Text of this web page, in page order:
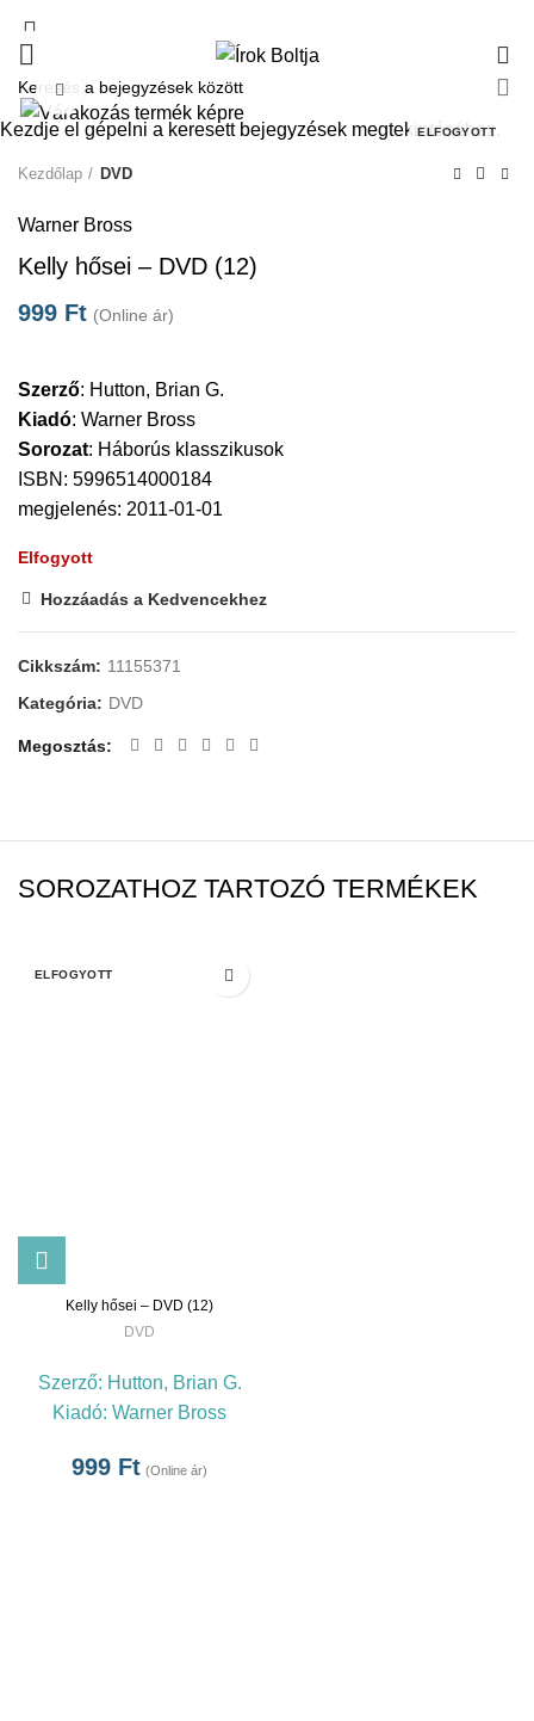
ELFOGYOTT
Click to enlarge
Kezdőlap DVD
Warner Bross
Kelly hősei – DVD (12)
999 Ft (Online ár)
Szerző: Hutton, Brian G.
Kiadó: Warner Bross
Sorozat: Háborús klasszikusok
ISBN: 5996514000184
megjelenés: 2011-01-01
Elfogyott
Hozzáadás a Kedvencekhez
Cikkszám: 11155371
Kategória: DVD
Megosztás
SOROZATHOZ TARTOZÓ TERMÉKEK
ELFOGYOTT
Kelly hősei – DVD (12)
DVD
Szerző: Hutton, Brian G.
Kiadó: Warner Bross
999 Ft (Online ár)
Kezdje el gépelni a keresett bejegyzések megtekintéséhez.